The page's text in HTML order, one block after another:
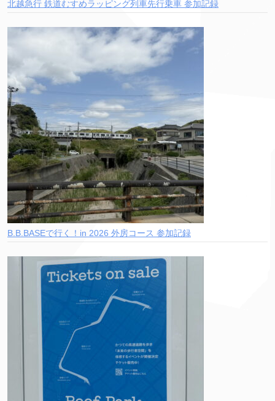
北越急行 鉄道むすめラッピング列車先行乗車 参加記録
B.B.BASEで行く！in 2026 外房コース 参加記録